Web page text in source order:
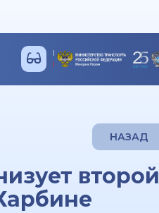
НАЗАД
второй